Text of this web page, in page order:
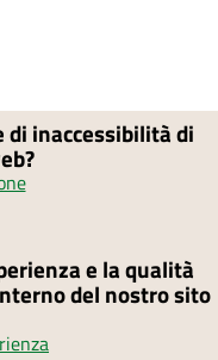
di inaccessibilità di
e la qualità
del nostro sito